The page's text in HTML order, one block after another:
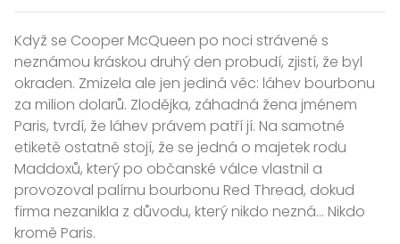
Když se Cooper McQueen po noci strávené s
neznámou kráskou druhý den probudí, zjistí, že byl
okraden. Zmizela ale jen jediná věc: láhev bourbonu
za milion dolarů. Zlodějka, záhadná žena jménem
Paris, tvrdí, že láhev právem patří jí. Na samotné
etiketě ostatně stojí, že se jedná o majetek rodu
Maddoxů, který po občanské válce vlastnil a
provozoval palírnu bourbonu Red Thread, dokud
firma nezanikla z důvodu, který nikdo nezná... Nikdo
kromě Paris.